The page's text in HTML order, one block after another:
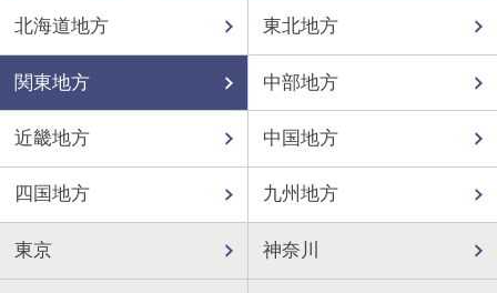
北海道地方 東北地方
関東地方 中部地方
近畿地方 中国地方
四国地方 九州地方
東京 神奈川